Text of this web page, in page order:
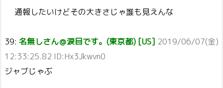
通報したいけどその大きさじゃ誰も見えんな
39: 名無しさん＠涙目です。(東京都) [US] 2019/06/07(金)
12:33:25.82 ID:Hx3Jkwvn0
ジャブじゃぶ